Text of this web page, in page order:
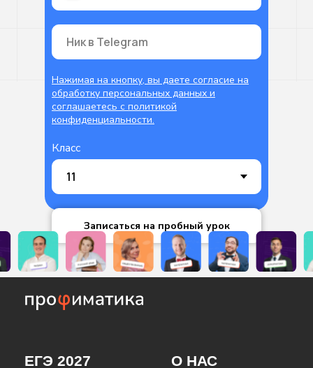
Нажимая на кнопку, вы даете согласие на
обработку персональных данных и
соглашаетесь c политикой
конфиденциальности.
Класс
Записаться на пробный урок